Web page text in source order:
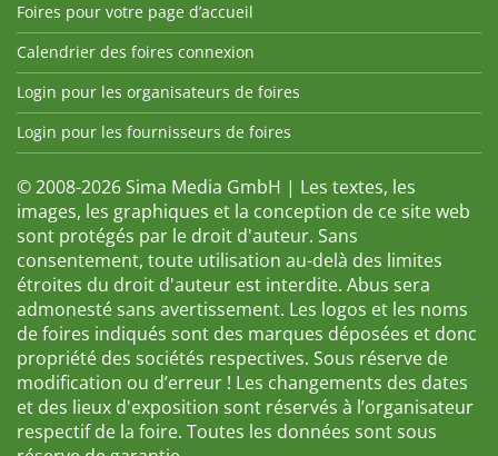
Foires pour votre page d’accueil
Calendrier des foires connexion
Login pour les organisateurs de foires
Login pour les fournisseurs de foires
© 2008-2026 Sima Media GmbH | Les textes, les
images, les graphiques et la conception de ce site web
sont protégés par le droit d'auteur. Sans
consentement, toute utilisation au-delà des limites
étroites du droit d'auteur est interdite. Abus sera
admonesté sans avertissement. Les logos et les noms
de foires indiqués sont des marques déposées et donc
propriété des sociétés respectives. Sous réserve de
modification ou d’erreur ! Les changements des dates
et des lieux d'exposition sont réservés à l’organisateur
respectif de la foire. Toutes les données sont sous